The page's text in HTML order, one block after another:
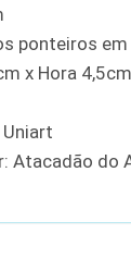
ponteiros
x Hora
Atacadão do